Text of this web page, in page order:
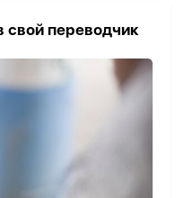
свой переводчик